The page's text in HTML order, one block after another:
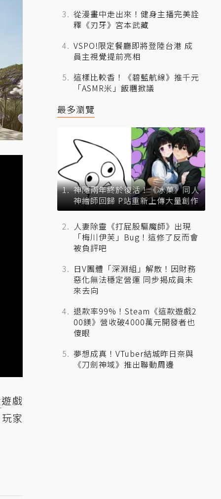
遊戲
家
從漫畫中走出來！健身主播完美詮
釋《刃牙》宮本武藏
VSPO!限定餐廳即將登陸台港 成
員主視覺提前亮相
這樣比較香！《碧藍航線》推千元
「ASMR米」飯糰掀議
最多瀏覽
神隱兩年終於復活！《冰菓》同人
神繪師回歸 P站重新上傳大量創作
人妻除靈《打屁股驅魔師》出現
「梅川伊芙」Bug！這修了反而會
被負評吧
日V團體「深淵組」解散！因財務
惡化無法穩定營運 同步揭成員未
來去向
退款率99%！Steam《這款遊戲2
00鎂》營收破4000萬元開發者也
傻眼
夢想成真！VTuber結城昨日奈與
《刀劍神域》推出聯動周邊